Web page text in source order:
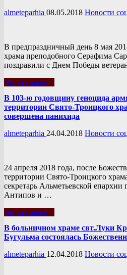
almeteparhia 08.05.2018 Новости
В предпраздничный день 8 мая
храма преподобного Серафима
поздравили с Днем Победы
Читать далее »
В 103-ю годовщину геноцида
территории Свято-Троицкого
совершена панихида
almeteparhia 24.04.2018 Новости
24 апреля 2018 года, после
территории Свято-Троицкого
секретарь Альметьевской
Антипов и …
Читать далее »
В больничном храме свт.Луки
Бугульма состоялась
almeteparhia 12.04.2018 Новости